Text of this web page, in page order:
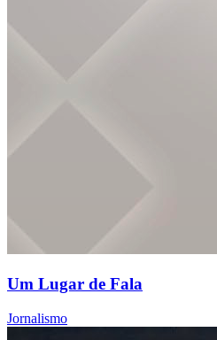
Um Lugar de Fala
Jornalismo